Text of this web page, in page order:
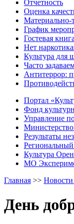
Отчетность
Оценка
Материально-
График
Гостевая книга
Нет
Культура для
Часто
Антитеррор:
Портал
Фонд
Управление
Результаты
Культура
МО
Главная >>
День